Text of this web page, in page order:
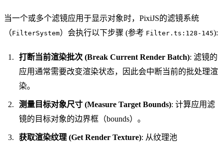
当一个或多个滤镜应用于显示对象时，PixiJS的滤镜系统
（FilterSystem）会执行以下步骤 (参考 Filter.ts:128-145):
打断当前渲染批次 (Break Current Render Batch): 滤镜的
应用通常需要改变渲染状态，因此会中断当前的批处理渲
染。
测量目标对象尺寸 (Measure Target Bounds): 计算应用滤
镜的目标对象的边界框（bounds）。
获取渲染纹理 (Get Render Texture): 从纹理池